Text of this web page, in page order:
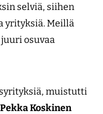
selviä, siihen
yrityksiä. Meillä
osuvaa
muistutti
Pekka Koskinen